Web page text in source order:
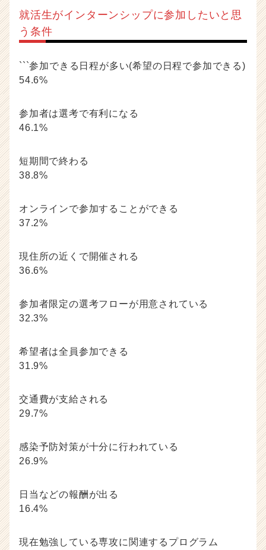
就活生がインターンシップに参加したいと思
う条件
```参加できる日程が多い(希望の日程で参加できる)
54.6%
参加者は選考で有利になる
46.1%
短期間で終わる
38.8%
オンラインで参加することができる
37.2%
現住所の近くで開催される
36.6%
参加者限定の選考フローが用意されている
32.3%
希望者は全員参加できる
31.9%
交通費が支給される
29.7%
感染予防対策が十分に行われている
26.9%
日当などの報酬が出る
16.4%
現在勉強している専攻に関連するプログラム